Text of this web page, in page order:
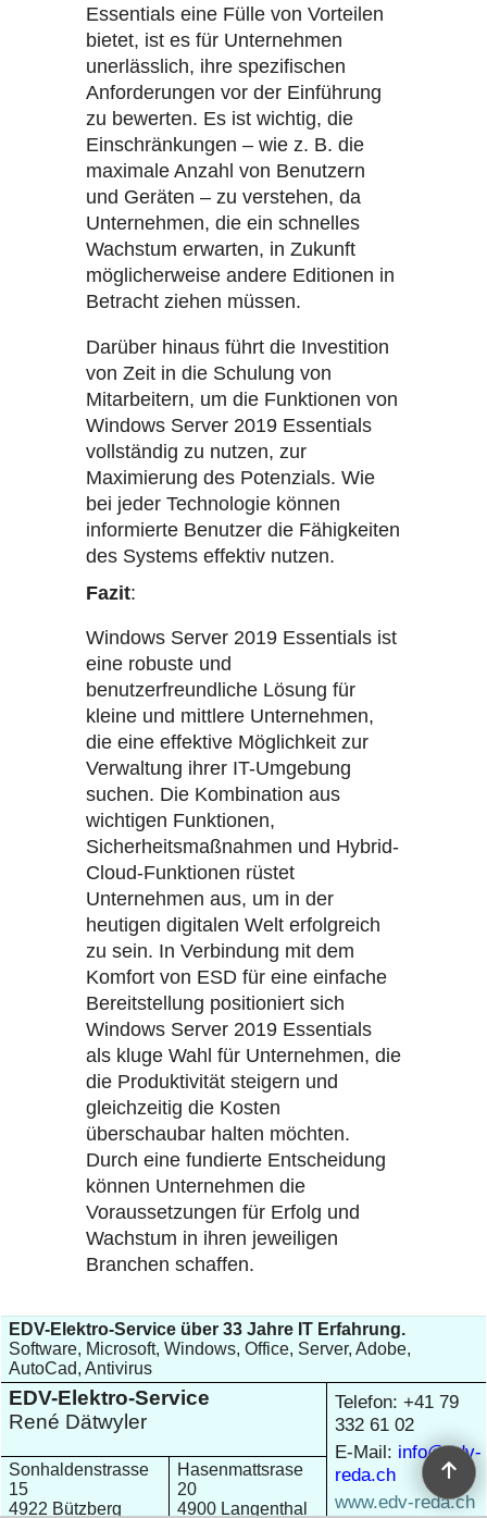
Essentials eine Fülle von Vorteilen
bietet, ist es für Unternehmen
unerlässlich, ihre spezifischen
Anforderungen vor der Einführung
zu bewerten. Es ist wichtig, die
Einschränkungen – wie z. B. die
maximale Anzahl von Benutzern
und Geräten – zu verstehen, da
Unternehmen, die ein schnelles
Wachstum erwarten, in Zukunft
möglicherweise andere Editionen in
Betracht ziehen müssen.
Darüber hinaus führt die Investition
von Zeit in die Schulung von
Mitarbeitern, um die Funktionen von
Windows Server 2019 Essentials
vollständig zu nutzen, zur
Maximierung des Potenzials. Wie
bei jeder Technologie können
informierte Benutzer die Fähigkeiten
des Systems effektiv nutzen.
Fazit:
Windows Server 2019 Essentials ist
eine robuste und
benutzerfreundliche Lösung für
kleine und mittlere Unternehmen,
die eine effektive Möglichkeit zur
Verwaltung ihrer IT-Umgebung
suchen. Die Kombination aus
wichtigen Funktionen,
Sicherheitsmaßnahmen und Hybrid-
Cloud-Funktionen rüstet
Unternehmen aus, um in der
heutigen digitalen Welt erfolgreich
zu sein. In Verbindung mit dem
Komfort von ESD für eine einfache
Bereitstellung positioniert sich
Windows Server 2019 Essentials
als kluge Wahl für Unternehmen, die
die Produktivität steigern und
gleichzeitig die Kosten
überschaubar halten möchten.
Durch eine fundierte Entscheidung
können Unternehmen die
Voraussetzungen für Erfolg und
Wachstum in ihren jeweiligen
Branchen schaffen.
EDV-Elektro-Service über 33 Jahre IT Erfahrung.
Software, Microsoft, Windows, Office, Server, Adobe,
AutoCad, Antivirus
EDV-Elektro-Service
René Dätwyler
Telefon: +41 79
332 61 02
E-Mail: info@edv-
reda.ch
www.edv-reda.ch
Sonhaldenstrasse
15
4922 Bützberg
Hasenmattsrase
20
4900 Langenthal